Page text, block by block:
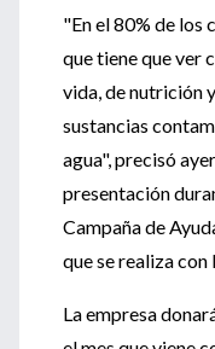
"En el 80% de los
que tiene que ver
vida, de nutrición
sustancias
agua", precisó
presentación
Campaña de
que se realiza con
La empresa